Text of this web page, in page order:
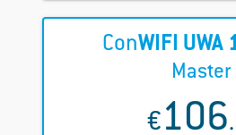
ConWIFI UWA
Master
€ 106